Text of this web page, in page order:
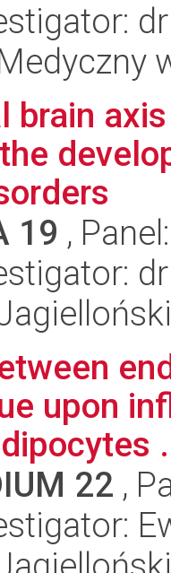
brain
19 ,
upon
22 ,